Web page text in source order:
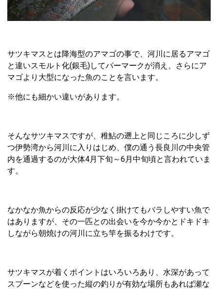
サツキマスとは降海型のアマゴの事で、河川に居るアマゴ
と違いスモルト化(銀毛)してパーマークが消え、さらにア
マゴより大型になった魚のことを言います。
※他にも細かい違いがあります。
そんなサツキマスですが、稚鮎の遡上と同じころに少しず
つ伊勢湾から河川に入りはじめ、僕の通う長良川の中央管
内を通過するのが大体4月下旬～6月中旬頃と言われていま
す。
なかなか魚からの反応が少なく掛けてもバラしやすい魚で
はありますが、その一匹との出会いを今か今かとドキドキ
しながら朝焼けの河川に立ち竿を振るわけです。
サツキマスが着くポイントはいろいろあり、水深があって
スプーンなどを使った縦の釣りが有効な場所もあれば瀬な